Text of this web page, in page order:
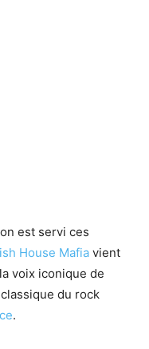
est servi ces
House Mafia vient
voix iconique de
du rock
.